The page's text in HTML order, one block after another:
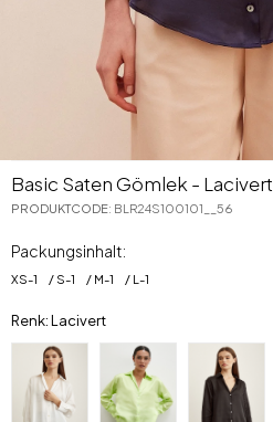
Basic Saten Gömlek - Lacivert
PRODUKTCODE: BLR24S100101__56
Packungsinhalt:
XS-1 S-1 M-1 L -1
Renk: Lacivert